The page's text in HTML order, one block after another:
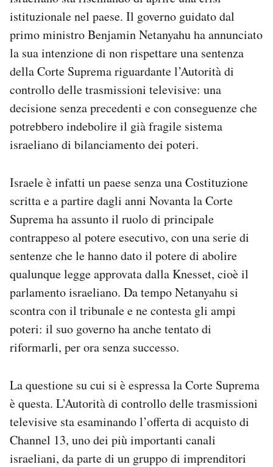
Hai bisogno di aiuto?
Esci
istituzionale nel paese. Il governo guidato dal
primo ministro Benjamin Netanyahu ha annunciato
la sua intenzione di non rispettare una sentenza
della Corte Suprema riguardante l’Autorità di
controllo delle trasmissioni televisive: una
decisione senza precedenti e con conseguenze che
potrebbero indebolire il già fragile sistema
israeliano di bilanciamento dei poteri.
Israele è infatti un paese senza una Costituzione
scritta e a partire dagli anni Novanta la Corte
Suprema ha assunto il ruolo di principale
contrappeso al potere esecutivo, con una serie di
sentenze che le hanno dato il potere di abolire
qualunque legge approvata dalla Knesset, cioè il
parlamento israeliano. Da tempo Netanyahu si
scontra con il tribunale e ne contesta gli ampi
poteri: il suo governo ha anche tentato di
riformarli, per ora senza successo.
La questione su cui si è espressa la Corte Suprema
è questa. L’Autorità di controllo delle trasmissioni
televisive sta esaminando l’offerta di acquisto di
Channel 13, uno dei più importanti canali
israeliani, da parte di un gruppo di imprenditori